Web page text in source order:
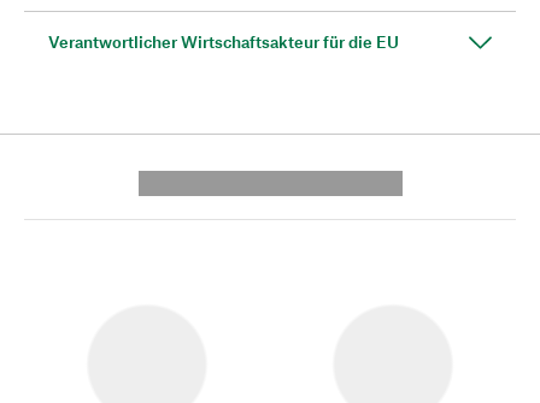
Verantwortlicher Wirtschaftsakteur für die EU